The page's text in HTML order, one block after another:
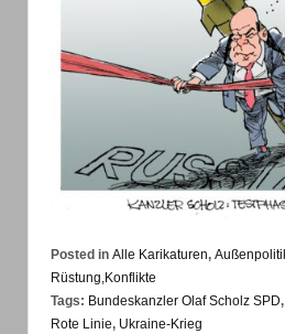
Posted in Alle Karikaturen,
Rüstung,Konflikte
Tags: Bundeskanzler Olaf Scholz SPD,
Rote Linie, Ukraine-Krieg